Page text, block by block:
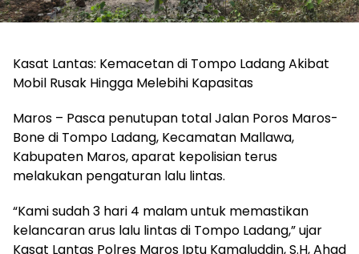
Kasat Lantas: Kemacetan di Tompo Ladang Akibat
Mobil Rusak Hingga Melebihi Kapasitas
Maros – Pasca penutupan total Jalan Poros Maros-
Bone di Tompo Ladang, Kecamatan Mallawa,
Kabupaten Maros, aparat kepolisian terus
melakukan pengaturan lalu lintas.
“Kami sudah 3 hari 4 malam untuk memastikan
kelancaran arus lalu lintas di Tompo Ladang,” ujar
Kasat Lantas Polres Maros Iptu Kamaluddin, S.H, Ahad